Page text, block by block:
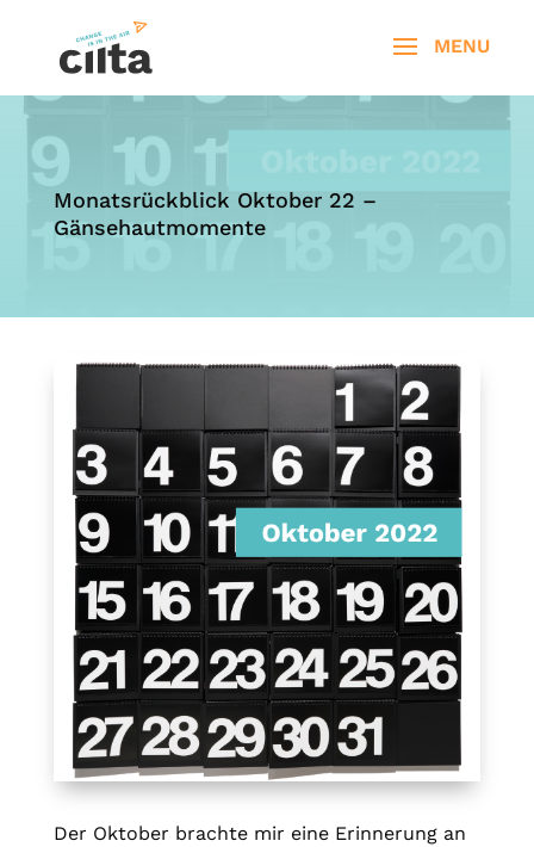
Monatsrückblick Oktober 22 –
Gänsehautmomente
Der Oktober brachte mir eine Erinnerung an